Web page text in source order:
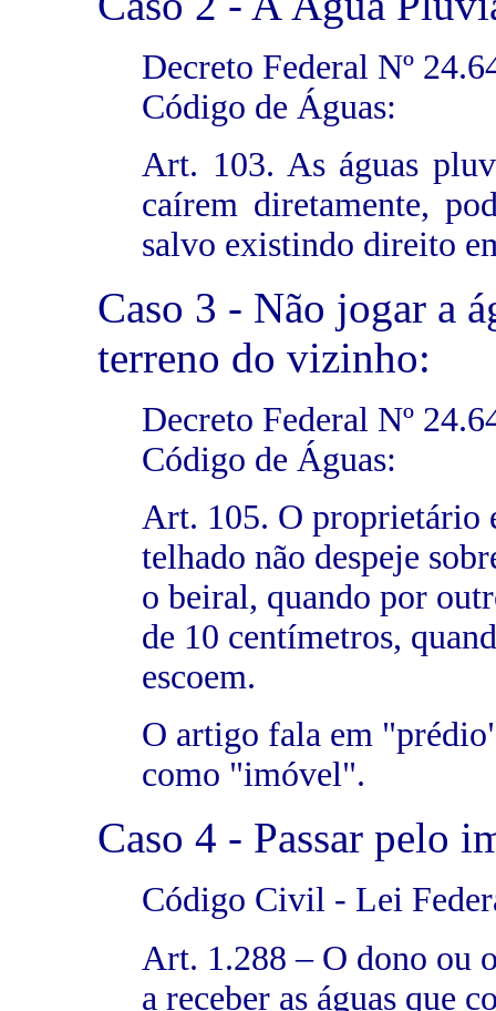
Decreto Federal Nº
Código de Águas:
Art. 103. As águas
caírem diretamente,
salvo existindo direito
Caso 3 - Não jogar a
terreno do vizinho:
Decreto Federal Nº
Código de Águas:
Art. 105. O proprietário
telhado não despeje
o beiral, quando por
de 10 centímetros,
escoem.
O artigo fala em
como "imóvel".
Caso 4 - Passar pelo
Código Civil - Lei
Art. 1.288 – O dono ou
a receber as águas que